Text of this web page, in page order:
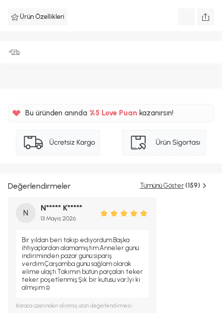
Ürün Özellikleri
Bu üründen anında %5 Love Puan kazanırsın!
Değerlendirmeler Tümünü Göster (159)
N
N***** K*****
13 Mayıs 2026
Bir yıldan beri takip ediyordum.Başka
ihtiyaçlardan alamamıştım.Anneler günü
indiriminden pazar günü sipariş
verdim.Çarşamba günü sağlam olarak
elime ulaştı.Takımın bütün parçaları teker
teker poşetlenmiş.Şık bir kutusu var.Iyi ki
almışım☺
Karaca üzerinden alınmış ürün değerlendirmesi.